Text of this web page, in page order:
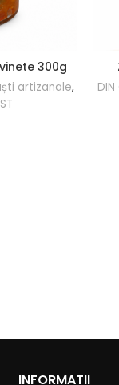
300g
artizanale,
DIN
INFORMATII